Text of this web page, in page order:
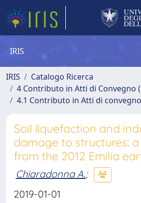
IRIS
IRIS
Catalogo Ricerca
4 Contributo in Atti di Convegno
4.1 Contributo in Atti di convegno
Soil liquefaction and
damage to structures:
from the 2012 Emilia
Chiaradonna A.;
2019-01-01